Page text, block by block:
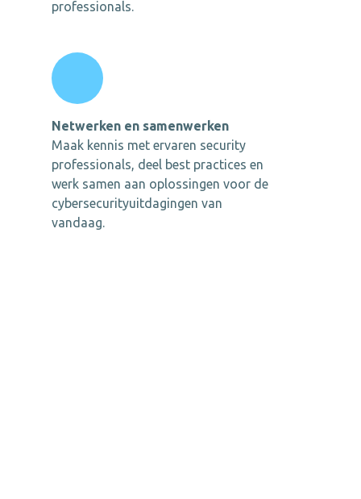
professionals.
Netwerken en samenwerken
Maak kennis met ervaren security
professionals, deel best practices en
werk samen aan oplossingen voor de
cybersecurityuitdagingen van
vandaag.